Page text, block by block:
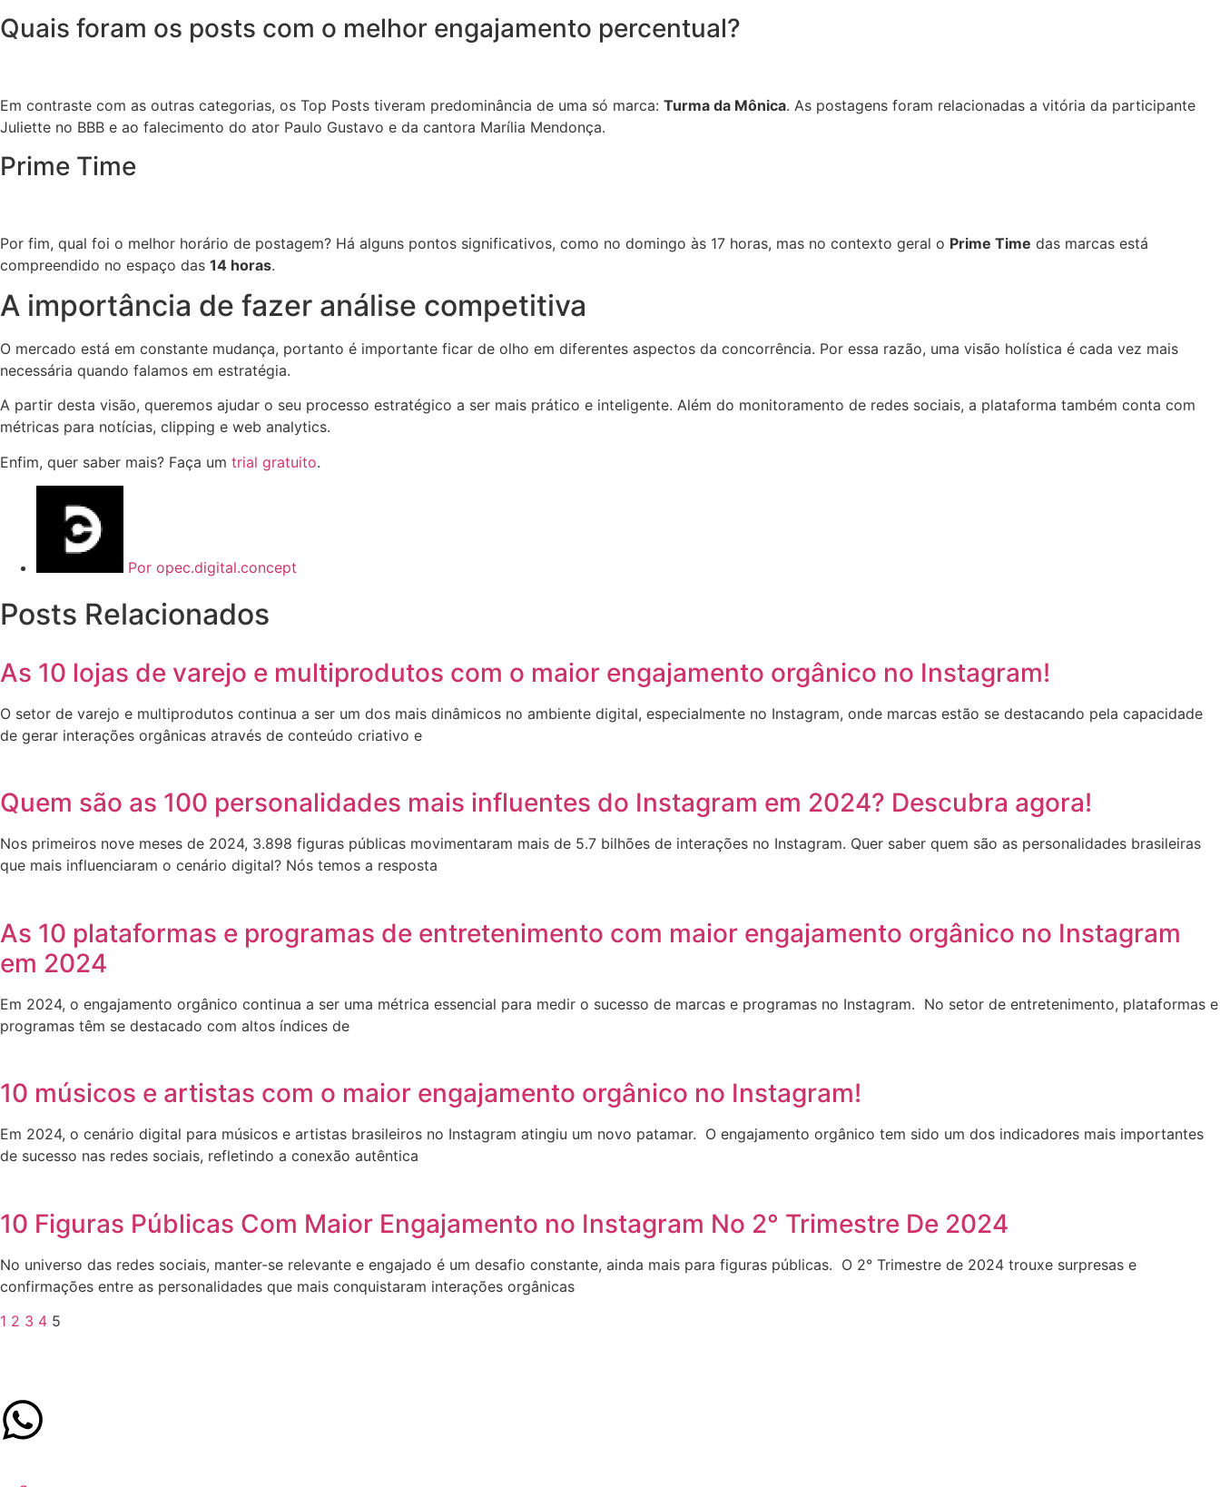
Quais foram os posts com o melhor engajamento percentual?
Em contraste com as outras categorias, os Top Posts tiveram predominância de uma só marca: Turma da Mônica. As postagens foram relacionadas a vitória da participante
Juliette no BBB e ao falecimento do ator Paulo Gustavo e da cantora Marília Mendonça.
Prime Time
Por fim, qual foi o melhor horário de postagem? Há alguns pontos significativos, como no domingo às 17 horas, mas no contexto geral o Prime Time das marcas está
compreendido no espaço das 14 horas.
A importância de fazer análise competitiva
O mercado está em constante mudança, portanto é importante ficar de olho em diferentes aspectos da concorrência. Por essa razão, uma visão holística é cada vez mais
necessária quando falamos em estratégia.
A partir desta visão, queremos ajudar o seu processo estratégico a ser mais prático e inteligente. Além do monitoramento de redes sociais, a plataforma também conta com
métricas para notícias, clipping e web analytics.
Enfim, quer saber mais? Faça um trial gratuito.
Por opec.digital.concept
Posts Relacionados
As 10 lojas de varejo e multiprodutos com o maior engajamento orgânico no Instagram!
O setor de varejo e multiprodutos continua a ser um dos mais dinâmicos no ambiente digital, especialmente no Instagram, onde marcas estão se destacando pela capacidade
de gerar interações orgânicas através de conteúdo criativo e
Quem são as 100 personalidades mais influentes do Instagram em 2024? Descubra agora!
Nos primeiros nove meses de 2024, 3.898 figuras públicas movimentaram mais de 5.7 bilhões de interações no Instagram. Quer saber quem são as personalidades brasileiras
que mais influenciaram o cenário digital? Nós temos a resposta
As 10 plataformas e programas de entretenimento com maior engajamento orgânico no Instagram
em 2024
Em 2024, o engajamento orgânico continua a ser uma métrica essencial para medir o sucesso de marcas e programas no Instagram. No setor de entretenimento, plataformas e
programas têm se destacado com altos índices de
10 músicos e artistas com o maior engajamento orgânico no Instagram!
Em 2024, o cenário digital para músicos e artistas brasileiros no Instagram atingiu um novo patamar. O engajamento orgânico tem sido um dos indicadores mais importantes
de sucesso nas redes sociais, refletindo a conexão autêntica
10 Figuras Públicas Com Maior Engajamento no Instagram No 2° Trimestre De 2024
No universo das redes sociais, manter-se relevante e engajado é um desafio constante, ainda mais para figuras públicas. O 2° Trimestre de 2024 trouxe surpresas e
confirmações entre as personalidades que mais conquistaram interações orgânicas
1 2 3 4 5